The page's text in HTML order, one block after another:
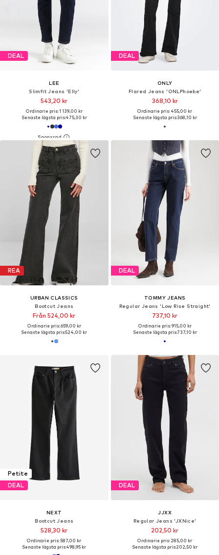
DEAL
LEE
Slimfit Jeans 'Elly'
543,20 kr
Ordinarie pris: 1 139,00 kr
Senaste lägsta pris:475,30 kr
DEAL
ONLY
Flared Jeans 'ONLPhoebe'
368,10 kr
Ordinarie pris: 455,00 kr
Senaste lägsta pris:368,10 kr
REA
URBAN CLASSICS
Bootcut Jeans
Från 524,00 kr
Ordinarie pris: 659,00 kr
Senaste lägsta pris:524,00 kr
DEAL
TOMMY JEANS
Regular Jeans 'Low Rise Straight'
737,10 kr
Ordinarie pris: 915,00 kr
Senaste lägsta pris:737,10 kr
Petite
DEAL
NEXT
Bootcut Jeans
528,30 kr
Ordinarie pris: 587,00 kr
Senaste lägsta pris:498,95 kr
DEAL
JJXX
Regular Jeans 'JXNice'
202,50 kr
Ordinarie pris: 285,00 kr
Senaste lägsta pris:202,50 kr